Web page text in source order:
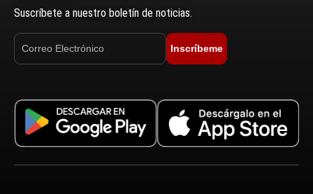
Suscríbete a nuestro boletín de noticias.
Inscríbeme